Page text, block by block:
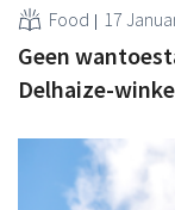
Food 17
Geen
Delhaize-